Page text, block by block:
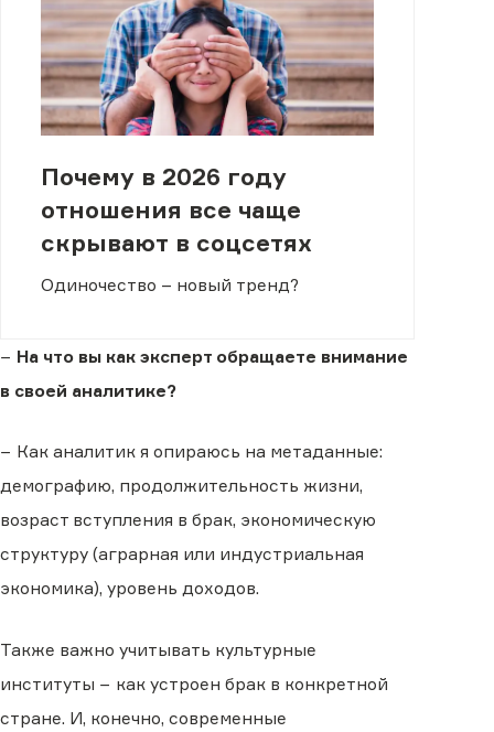
Почему в 2026 году
отношения все чаще
скрывают в соцсетях
Одиночество – новый тренд?
− На что вы как эксперт обращаете внимание
в своей аналитике?
− Как аналитик я опираюсь на метаданные:
демографию, продолжительность жизни,
возраст вступления в брак, экономическую
структуру (аграрная или индустриальная
экономика), уровень доходов.
Также важно учитывать культурные
институты − как устроен брак в конкретной
стране. И, конечно, современные